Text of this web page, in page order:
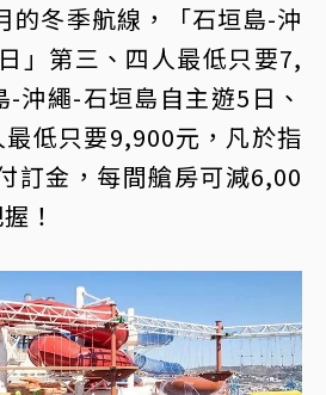
的冬季航線，「石垣島-沖
」第三、四人最低只要7,
沖繩-石垣島自主遊5日、
低只要9,900元，凡於指
訂金，每間艙房可減6,00
！